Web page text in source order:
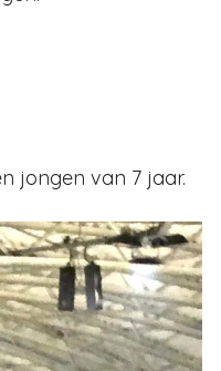
jongen van 7 jaar.